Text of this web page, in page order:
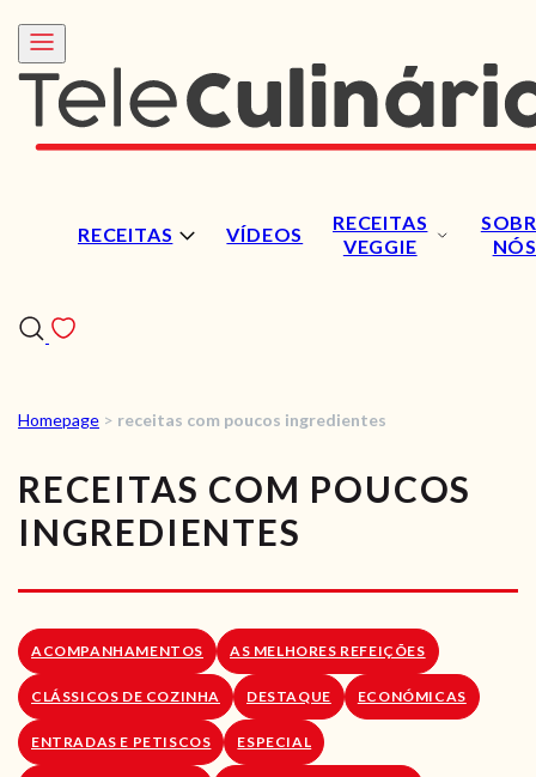
RECEITAS VÍDEOS
RECEITAS
VEGGIE
NÓS
RECEITAS
VÍDEOS
RECEITAS VEGGIE
LOJA ONLINE
BLOG
Homepage > receitas com poucos ingredientes
RECEITAS COM POUCOS
INGREDIENTES
ACOMPANHAMENTOS AS MELHORES REFEIÇÕES
CLÁSSICOS DE COZINHA DESTAQUE ECONÓMICAS
ENTRADAS E PETISCOS ESPECIAL